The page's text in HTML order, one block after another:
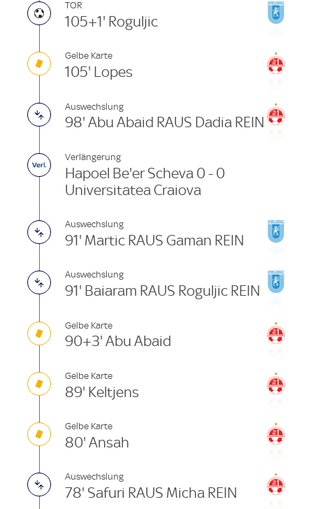
TOR
105+1' Roguljic
Gelbe Karte
105' Lopes
Auswechslung
98' Abu Abaid RAUS Dadia REIN
Verlängerung
Hapoel Be'er Scheva 0 - 0
Universitatea Craiova
Auswechslung
91' Martic RAUS Gaman REIN
Auswechslung
91' Baiaram RAUS Roguljic REIN
Gelbe Karte
90+3' Abu Abaid
Gelbe Karte
89' Keltjens
Gelbe Karte
80' Ansah
Auswechslung
78' Safuri RAUS Micha REIN